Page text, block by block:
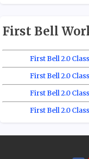
First Bell
First Bell 2.0
First Bell 2.0
First Bell 2.0
First Bell 2.0